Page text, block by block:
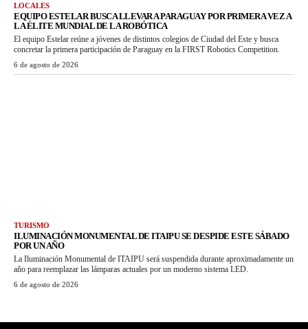
LOCALES
EQUIPO ESTELAR BUSCA LLEVAR A PARAGUAY POR PRIMERA VEZ A
LA ÉLITE MUNDIAL DE LA ROBÓTICA
El equipo Estelar reúne a jóvenes de distintos colegios de Ciudad del Este y busca
concretar la primera participación de Paraguay en la FIRST Robotics Competition.
6 de agosto de 2026
TURISMO
ILUMINACIÓN MONUMENTAL DE ITAIPU SE DESPIDE ESTE SÁBADO
POR UN AÑO
La Iluminación Monumental de ITAIPU será suspendida durante aproximadamente un
año para reemplazar las lámparas actuales por un moderno sistema LED.
6 de agosto de 2026